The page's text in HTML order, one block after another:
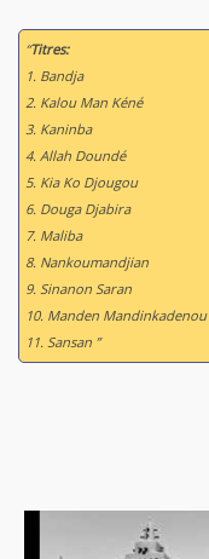
“Titres:
1. Bandja
2. Kalou Man Kéné
3. Kaninba
4. Allah Doundé
5. Kia Ko Djougou
6. Douga Djabira
7. Maliba
8. Nankoumandjian
9. Sinanon Saran
10. Manden Mandinkadenou
11. Sansan ”